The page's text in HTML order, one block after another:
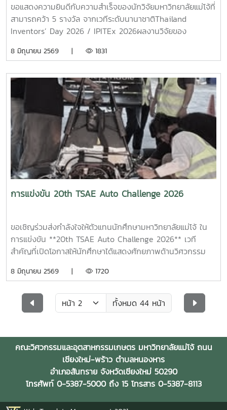
ขอแสดงความยินดีกับความสำเร็จของนักวิจัยมหาวิทยาลัยแม่โจ้ที่
สามารถคว้า 5 รางวัล จากเวทีระดับนานาชาติThailand
Inventors’ Day 2026 / IPITEx 2026ผลงานวิจัยของ
ศักยภาพด้านการวิจัยและนวัตกรรมที่สามารถต่อยอดสู่การใช้
คณะวิศวกรรมและอุตสาหกรรมเกษตร ที่คว้าทั้ง เหรียญทอง และ
รางวัลพิเศษจากประเทศญี่ปุ่นนับเป็นอีกหนึ่งความภาคภูมิใจของ
มหาวิทยาลัยแม่โจ้ ที่มุ่งพัฒนางานวิจัยเพื่อสร้างคุณค่าให้กับ
สังคมและประเทศอย่าง
ยั่งยืนhttps://www.facebook.com/share/1Bpfg2xJy1/
8 มิถุนายน 2569 | 1831
การแข่งขัน 20th TSAE Auto Challenge 2026
ขอเชิญร่วมส่งกำลังใจให้ตัวแทนนักศึกษามหาวิทยาลัยแม่โจ้ ใน
การแข่งขัน **20th TSAE Auto Challenge 2026** เวที
สำคัญที่เปิดโอกาสให้นักศึกษาได้แสดงศักยภาพด้านวิศวกรรม
ถูกต้องทางวิศวกรรมและความปลอดภัย ภายใต้ข้อบังคับการ
ยานยนต์)การแข่งขันครั้งนี้เป็นพื้นที่แห่งการเรียนรู้ การพัฒนา
และการทดสอบความสามารถเชิงวิศวกรรมของนักศึกษาระดับ
พงศ์นรินทร์ จอมใจป้อ ทำหน้าที่เป็นอาจารย์และเจ้าหน้าที่ผู้
ควบคุมทีม ดูแลและให้คำแนะนำแก่นักศึกษาตลอดการแข่งขันร่วม
เป็นกำลังใจให้ทีมของเรา ระหว่างวันที่ 5–7 กุมภาพันธ์ 2569 ณ
สนามแข่งรถปทุมธานี สปีดเวย์ จังหวัดปทุมธานี
8 มิถุนายน 2569 | 1720
ทั้งหมด 44 หน้า
คณะวิศวกรรมและอุตสาหกรรมเกษตร มหาวิทยาลัยแม่โจ้ ถนน
เชียงใหม่-พร้าว ตำบลหนองหาร
อำเภอสันทราย จังหวัดเชียงใหม่ 50290
โทรศัพท์ 0-5387-5000 ถึง 15 โทรสาร 0-5387-8113